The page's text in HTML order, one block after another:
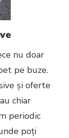
nu doar
pe buze.
și oferte
chiar
periodic
poți